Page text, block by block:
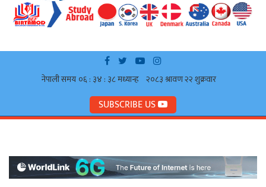
SUBSCRIBE US